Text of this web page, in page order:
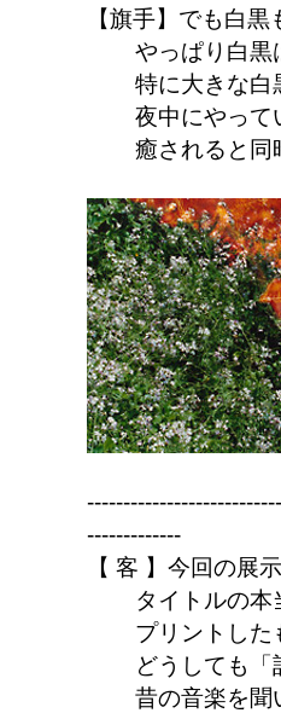
【旗手】でも白黒
やっぱり白
特に大きな白
夜中にやって
癒されると同
-------------
【 客 】今回の展
タイトルの本
プリントした
どうしても
昔の音楽を聞